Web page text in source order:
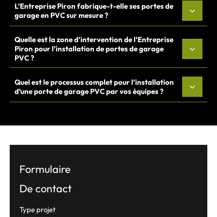
L’Entreprise Piron fabrique-t-elle ses portes de
garage en PVC sur mesure ?
Quelle est la zone d’intervention de l’Entreprise
Piron pour l’installation de portes de garage
PVC ?
Quel est le processus complet pour l’installation
d’une porte de garage PVC par vos équipes ?
Formulaire
De contact
Formulaire
Type projet